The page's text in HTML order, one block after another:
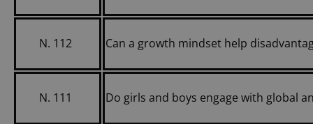
N. 112 Can a growth mindset help
N. 111 Do girls and boys engage with global